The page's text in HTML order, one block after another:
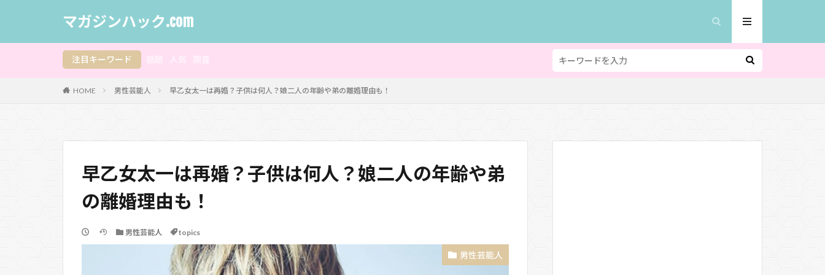
マガジンハック.com
注目キーワード
HOME 男性芸能人 早乙女太一は再婚？子供は何人？娘二人の年齢や弟の離婚理由も！
早乙女太一は再婚？子供は何人？娘二人の年齢や弟
の離婚理由も！
男性芸能人 topics
男性芸能人